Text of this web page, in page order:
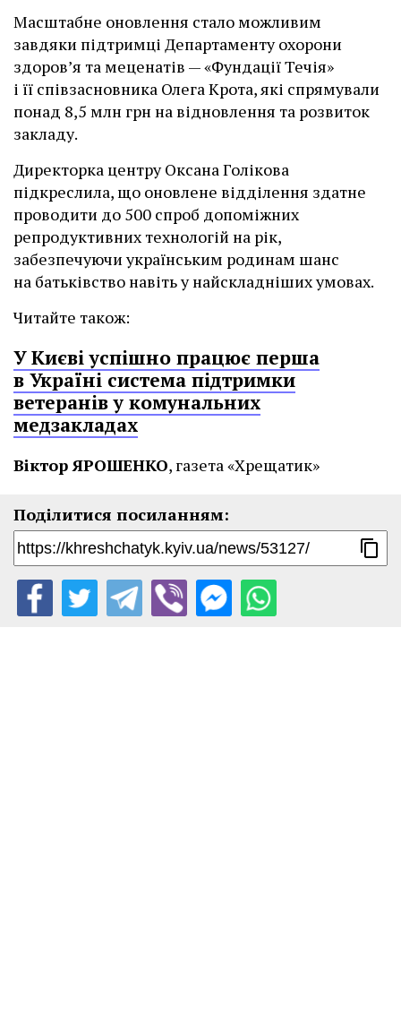
Масштабне оновлення стало можливим
завдяки підтримці Департаменту охорони
здоров’я та меценатів — «Фундації Течія»
і її співзасновника Олега Крота, які спрямували
понад 8,5 млн грн на відновлення та розвиток
закладу.
Директорка центру Оксана Голікова
підкреслила, що оновлене відділення здатне
проводити до 500 спроб допоміжних
репродуктивних технологій на рік,
забезпечуючи українським родинам шанс
на батьківство навіть у найскладніших умовах.
Читайте також:
У Києві успішно працює перша
в Україні система підтримки
ветеранів у комунальних
медзакладах
Віктор ЯРОШЕНКО, газета «Хрещатик»